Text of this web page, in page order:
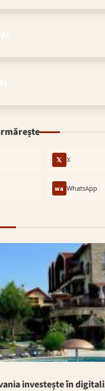
𝕏 X
wa WhatsApp
investește în